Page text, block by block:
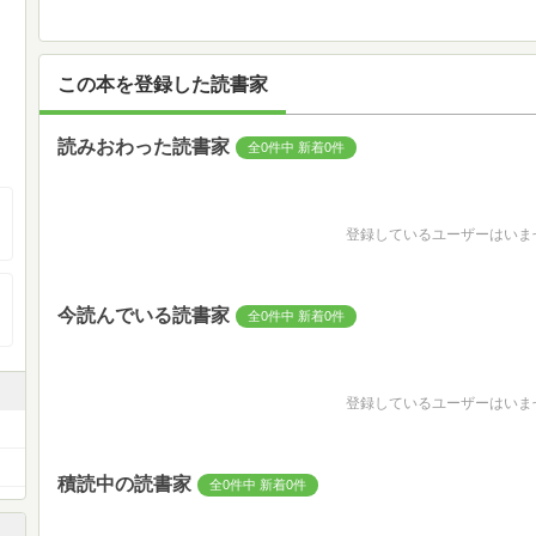
この本を登録した読書家
読みおわった読書家 全0件中 新着0件
登録しているユーザーはいま
今読んでいる読書家 全0件中 新着0件
登録しているユーザーはいま
積読中の読書家 全0件中 新着0件